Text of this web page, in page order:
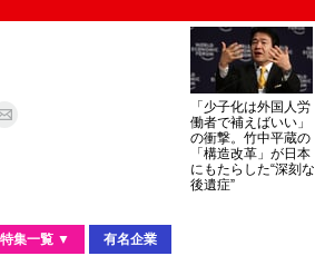
「少子化は外国人労
働者で補えばいい」
の衝撃。竹中平蔵の
「構造改革」が日本
にもたらした“深刻な
後遺症”
特集一覧 ▼ 有名企業